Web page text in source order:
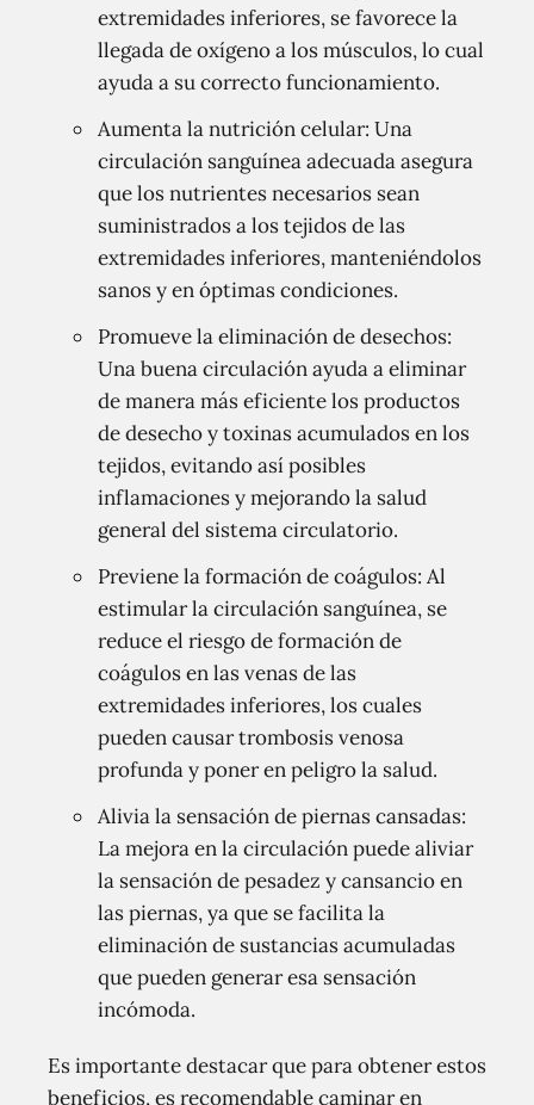
extremidades inferiores, se favorece la
llegada de oxígeno a los músculos, lo cual
ayuda a su correcto funcionamiento.
Aumenta la nutrición celular: Una
circulación sanguínea adecuada asegura
que los nutrientes necesarios sean
suministrados a los tejidos de las
extremidades inferiores, manteniéndolos
sanos y en óptimas condiciones.
Promueve la eliminación de desechos:
Una buena circulación ayuda a eliminar
de manera más eficiente los productos
de desecho y toxinas acumulados en los
tejidos, evitando así posibles
inflamaciones y mejorando la salud
general del sistema circulatorio.
Previene la formación de coágulos: Al
estimular la circulación sanguínea, se
reduce el riesgo de formación de
coágulos en las venas de las
extremidades inferiores, los cuales
pueden causar trombosis venosa
profunda y poner en peligro la salud.
Alivia la sensación de piernas cansadas:
La mejora en la circulación puede aliviar
la sensación de pesadez y cansancio en
las piernas, ya que se facilita la
eliminación de sustancias acumuladas
que pueden generar esa sensación
incómoda.
Es importante destacar que para obtener estos
beneficios, es recomendable caminar en